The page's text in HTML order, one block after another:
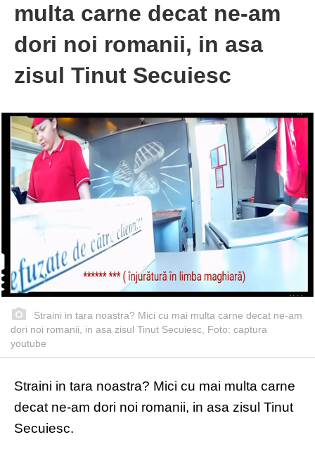
multa carne decat ne-am
dori noi romanii, in asa
zisul Tinut Secuiesc
Straini in tara noastra? Mici cu mai multa carne decat ne-am
dori noi romanii, in asa zisul Tinut Secuiesc, Foto: captura
youtube
Straini in tara noastra? Mici cu mai multa carne
decat ne-am dori noi romanii, in asa zisul Tinut
Secuiesc.